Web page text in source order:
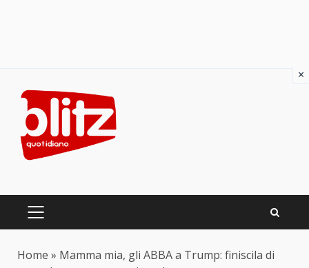
content
PRIMARY
Home » Mamma mia, gli ABBA a Trump: finiscila di
×